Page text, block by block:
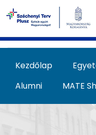
Ugrás a fő tartalomhoz
Kezdőlap
Alumni
MATE
Pécsi